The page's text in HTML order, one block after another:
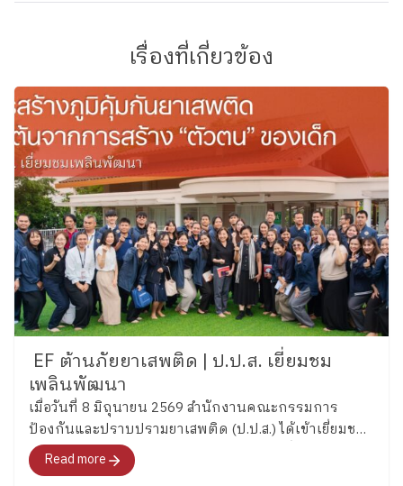
เรื่องที่เกี่ยวข้อง
EF ต้านภัยยาเสพติด | ป.ป.ส. เยี่ยมชม
เพลินพัฒนา
เมื่อวันที่ 8 มิถุนายน 2569 สำนักงานคณะกรรมการ
ป้องกันและปราบปรามยาเสพติด (ป.ป.ส.) ได้เข้าเยี่ยมชม
และศึกษากระบวนการพัฒนาทักษะสมองเพื่อการจัดการ
ชีวิต (Executive Functions : EF) ของโรงเรียนเพลิน
Read more